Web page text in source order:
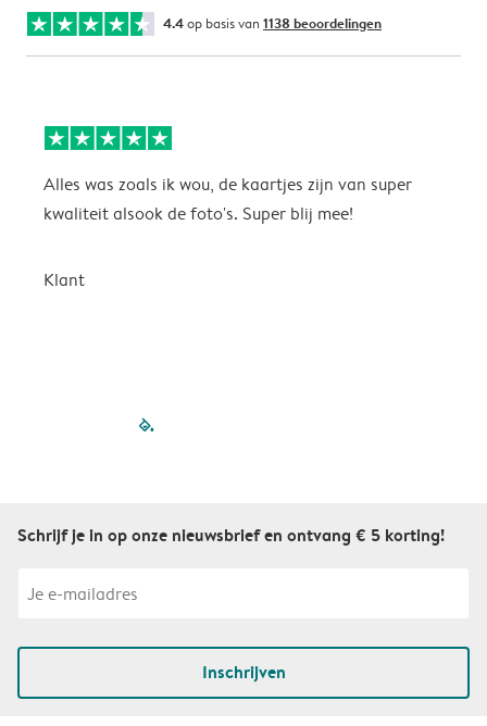
4.4op basis van 1138 beoordelingen
Alles was zoals ik wou, de kaartjes zijn van super
kwaliteit alsook de foto's. Super blij mee!
Klant
filled-pagination
Schrijf je in op onze nieuwsbrief en ontvang € 5 korting!
Inschrijven